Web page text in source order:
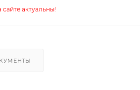
актуальны!